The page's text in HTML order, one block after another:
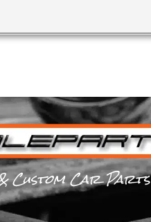
Custom Car Parts